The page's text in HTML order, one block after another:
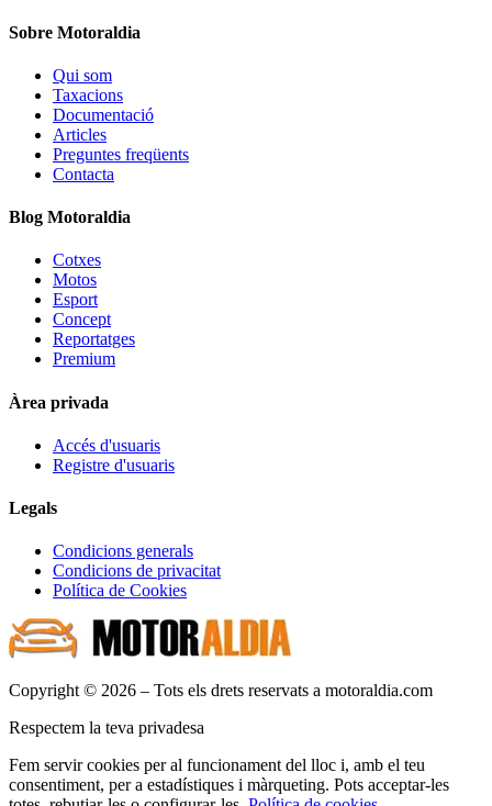
Sobre Motoraldia
Qui som
Taxacions
Documentació
Articles
Preguntes freqüents
Contacta
Blog Motoraldia
Cotxes
Motos
Esport
Concept
Reportatges
Premium
Àrea privada
Accés d'usuaris
Registre d'usuaris
Legals
Condicions generals
Condicions de privacitat
Política de Cookies
Copyright © 2026 – Tots els drets reservats a motoraldia.com
Respectem la teva privadesa
Fem servir cookies per al funcionament del lloc i, amb el teu
consentiment, per a estadístiques i màrqueting. Pots acceptar-les